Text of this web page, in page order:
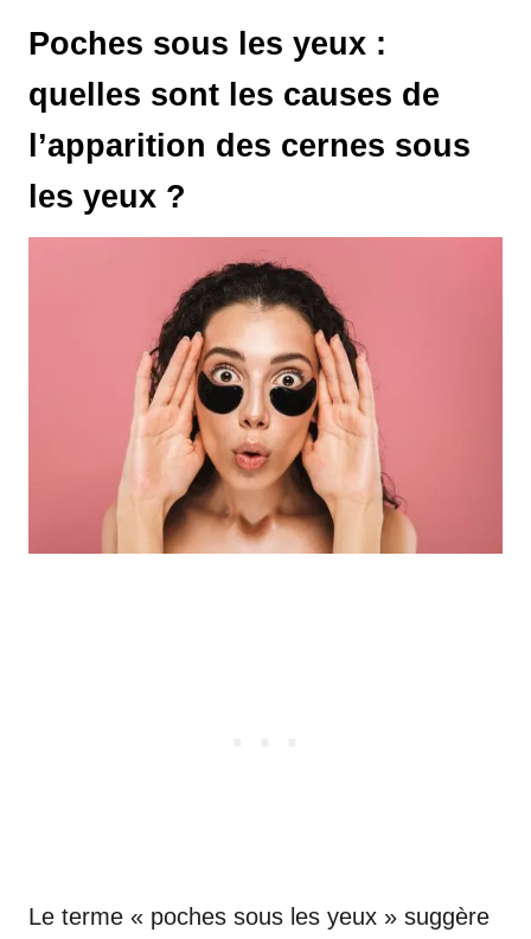
Poches sous les yeux :
quelles sont les causes de
l’apparition des cernes sous
les yeux ?
Le terme « poches sous les yeux » suggère